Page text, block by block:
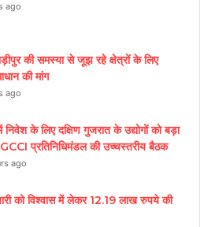
ago
की समस्या से जूझ रहे क्षेत्रों के लिए
की मांग
ago
निवेश के लिए दक्षिण गुजरात के उद्योगों को बड़ा
प्रतिनिधिमंडल की उच्चस्तरीय बैठक
ago
को विश्वास में लेकर 12.19 लाख रुपये की